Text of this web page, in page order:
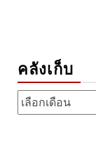
คลังเก็บ
คลัง
เก็บ